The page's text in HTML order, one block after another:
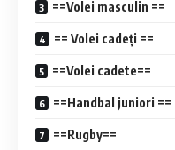
==Volei masculin ==
== Volei cadeți ==
==Volei cadete==
==Handbal juniori ==
==Rugby==